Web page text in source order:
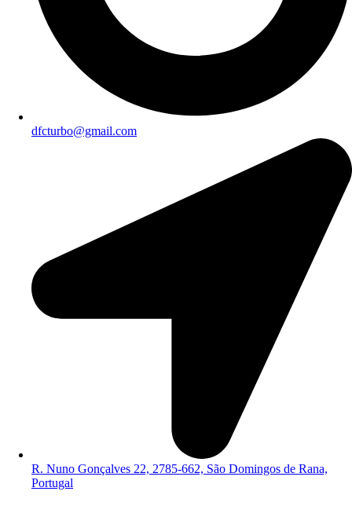
dfcturbo@gmail.com
R. Nuno Gonçalves 22, 2785-662, São Domingos de Rana,
Portugal